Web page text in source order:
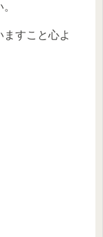
すこと心よ